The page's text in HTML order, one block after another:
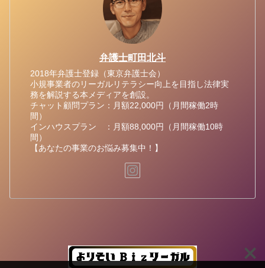
弁護士町田北斗
2018年弁護士登録（東京弁護士会）
小規事業者のリーガルリテラシー向上を目指し法律実
務を解説する本メディアを創設。
チャット顧問プラン：月額22,000円（月間稼働2時
間）
インハウスプラン ：月額88,000円（月間稼働10時
間）
【あなたの事業のお悩み募集中！】